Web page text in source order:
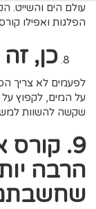
עולם הים והשייט.
הפלגות ואפילו
כן, זה
לפעמים לא צריך
על המים, לקפוץ על
שקשה להשוות
9. קורס
הרבה
שחשבתם